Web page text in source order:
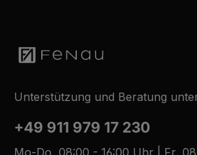
Unterstützung und Beratung
+49 911 979 17 230